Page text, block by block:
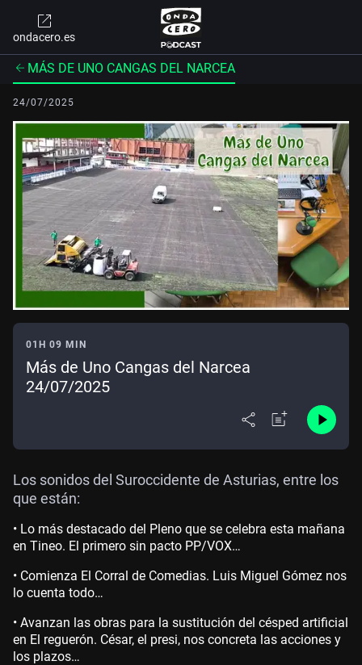
ondacero.es
MÁS DE UNO CANGAS DEL NARCEA
24/07/2025
01H 09 MIN
Más de Uno Cangas del Narcea
24/07/2025
Los sonidos del Suroccidente de Asturias, entre los
que están:
• Lo más destacado del Pleno que se celebra esta mañana
en Tineo. El primero sin pacto PP/VOX…
• Comienza El Corral de Comedias. Luis Miguel Gómez nos
lo cuenta todo…
• Avanzan las obras para la sustitución del césped artificial
en El reguerón. César, el presi, nos concreta las acciones y
los plazos…